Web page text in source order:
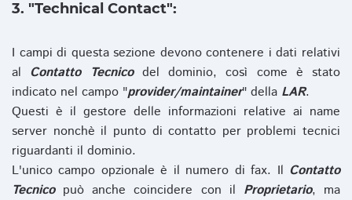
3. "Technical Contact":
I campi di questa sezione devono contenere i dati relativi
al Contatto Tecnicodel dominio, così come è stato
indicato nel campo "provider/maintainer" della LAR.
Questi è il gestore delle informazioni relative ai name
server nonchè il punto di contatto per problemi tecnici
riguardanti il dominio.
L'unico campo opzionale è il numero di fax. Il Contatto
Tecnicopuò anche coincidere con il Proprietario, ma